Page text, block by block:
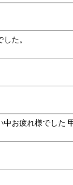
た。
お疲れ様でした